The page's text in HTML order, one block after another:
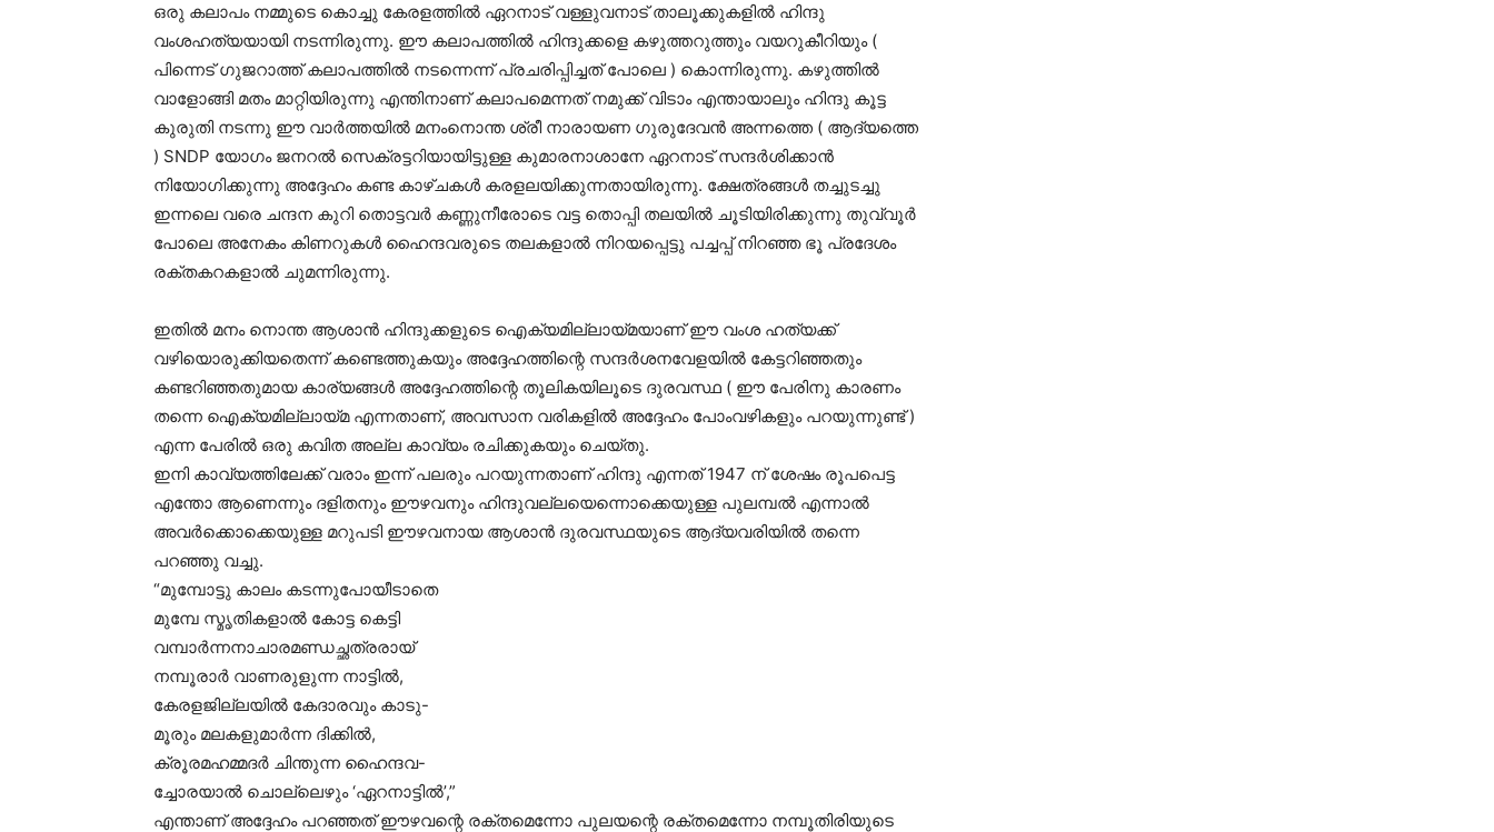
ഒരു കലാപം നമ്മുടെ കൊച്ചു കേരളത്തിൽ ഏറനാട് വള്ളുവനാട് താലൂക്കുകളിൽ ഹിന്ദു
വംശഹത്യയായി നടന്നിരുന്നു. ഈ കലാപത്തിൽ ഹിന്ദുക്കളെ കഴുത്തറുത്തും വയറുകീറിയും (
പിന്നെട് ഗുജറാത്ത്‌ കലാപത്തിൽ നടന്നെന്ന് പ്രചരിപ്പിച്ചത് പോലെ ) കൊന്നിരുന്നു. കഴുത്തിൽ
വാളോങ്ങി മതം മാറ്റിയിരുന്നു എന്തിനാണ് കലാപമെന്നത് നമുക്ക് വിടാം എന്തായാലും ഹിന്ദു കൂട്ട
കുരുതി നടന്നു ഈ വാർത്തയിൽ മനംനൊന്ത ശ്രീ നാരായണ ഗുരുദേവൻ അന്നത്തെ ( ആദ്യത്തെ
) SNDP യോഗം ജനറൽ സെക്രട്ടറിയായിട്ടുള്ള കുമാരനാശാനേ ഏറനാട് സന്ദർശിക്കാൻ
നിയോഗിക്കുന്നു അദ്ദേഹം കണ്ട കാഴ്ചകൾ കരളലയിക്കുന്നതായിരുന്നു. ക്ഷേത്രങ്ങൾ തച്ചുടച്ചു
ഇന്നലെ വരെ ചന്ദന കുറി തൊട്ടവർ കണ്ണുനീരോടെ വട്ട തൊപ്പി തലയിൽ ചൂടിയിരിക്കുന്നു തുവ്വൂർ
പോലെ അനേകം കിണറുകൾ ഹൈന്ദവരുടെ തലകളാൽ നിറയപ്പെട്ടു പച്ചപ്പ് നിറഞ്ഞ ഭൂ പ്രദേശം
രക്തകറകളാൽ ചുമന്നിരുന്നു.
ഇതിൽ മനം നൊന്ത ആശാൻ ഹിന്ദുക്കളുടെ ഐക്യമില്ലായ്മയാണ് ഈ വംശ ഹത്യക്ക്
വഴിയൊരുക്കിയതെന്ന് കണ്ടെത്തുകയും അദ്ദേഹത്തിന്റെ സന്ദർശനവേളയിൽ കേട്ടറിഞ്ഞതും
കണ്ടറിഞ്ഞതുമായ കാര്യങ്ങൾ അദ്ദേഹത്തിന്റെ തൂലികയിലൂടെ ദുരവസ്ഥ ( ഈ പേരിനു കാരണം
തന്നെ ഐക്യമില്ലായ്മ എന്നതാണ്, അവസാന വരികളിൽ അദ്ദേഹം പോംവഴികളും പറയുന്നുണ്ട് )
എന്ന പേരിൽ ഒരു കവിത അല്ല കാവ്യം രചിക്കുകയും ചെയ്തു.
ഇനി കാവ്യത്തിലേക്ക് വരാം ഇന്ന് പലരും പറയുന്നതാണ് ഹിന്ദു എന്നത് 1947 ന് ശേഷം രൂപപെട്ട
എന്തോ ആണെന്നും ദളിതനും ഈഴവനും ഹിന്ദുവല്ലയെന്നൊക്കെയുള്ള പുലമ്പൽ എന്നാൽ
അവർക്കൊക്കെയുള്ള മറുപടി ഈഴവനായ ആശാൻ ദുരവസ്ഥയുടെ ആദ്യവരിയിൽ തന്നെ
പറഞ്ഞു വച്ചു.
“മുമ്പോട്ടു കാലം കടന്നുപോയീടാതെ
മുമ്പേ സ്മൃതികളാൽ കോട്ട കെട്ടി
വമ്പാർന്നനാചാരമണ്ഡച്ഛത്രരായ്
നമ്പൂരാർ വാണരുളുന്ന നാട്ടിൽ,
കേരളജില്ലയിൽ കേദാരവും കാടു-
മൂരും മലകളുമാർന്ന ദിക്കിൽ,
ക്രൂരമഹമ്മദർ ചിന്തുന്ന ഹൈന്ദവ-
ച്ചോരയാൽ ചൊല്ലെഴും ‘ഏറനാട്ടിൽ’,”
എന്താണ് അദ്ദേഹം പറഞ്ഞത് ഈഴവന്റെ രക്തമെന്നോ പുലയന്റെ രക്തമെന്നോ നമ്പൂതിരിയുടെ